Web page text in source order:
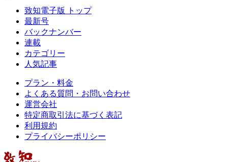
致知電子版 トップ
最新号
バックナンバー
連載
カテゴリー
人気記事
プラン・料金
よくある質問・お問い合わせ
運営会社
特定商取引法に基づく表記
利用規約
プライバシーポリシー